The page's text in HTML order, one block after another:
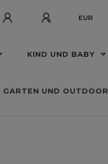
EUR
KIND UND BABY
GARTEN UND OUTDOOR